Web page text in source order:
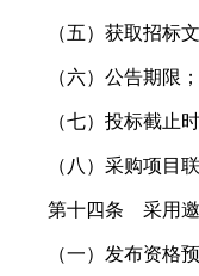
（五）获取招标文
（六）公告期限；
（七）投标截止时
（八）采购项目联
第十四条 采用邀请
（一）发布资格预